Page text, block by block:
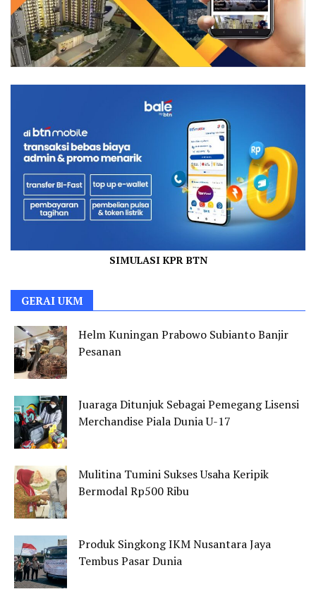
SIMULASI KPR BTN
GERAI UKM
Helm Kuningan Prabowo Subianto Banjir
Pesanan
Juaraga Ditunjuk Sebagai Pemegang Lisensi
Merchandise Piala Dunia U-17
Mulitina Tumini Sukses Usaha Keripik
Bermodal Rp500 Ribu
Produk Singkong IKM Nusantara Jaya
Tembus Pasar Dunia